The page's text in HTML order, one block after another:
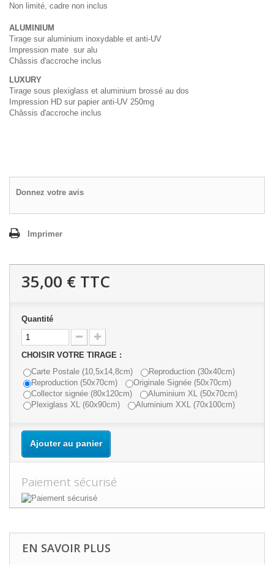
Non limité, cadre non inclus
ALUMINIUM
Tirage sur aluminium inoxydable et anti-UV
Impression mate sur alu
Châssis d'accroche inclus
LUXURY
Tirage sous plexiglass et aluminium brossé au dos
Impression HD sur papier anti-UV 250mg
Châssis d'accroche inclus
Donnez votre avis
Imprimer
35,00 € TTC
Quantité
CHOISIR VOTRE TIRAGE :
Carte Postale (10,5x14,8cm)
Reproduction (30x40cm)
Reproduction (50x70cm)
Originale Signée (50x70cm)
Collector signée (80x120cm)
Aluminium XL (50x70cm)
Plexiglass XL (60x90cm)
Aluminium XXL (70x100cm)
Ajouter au panier
Paiement sécurisé
EN SAVOIR PLUS